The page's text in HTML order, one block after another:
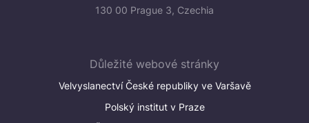
130 00 Prague 3, Czechia
Důležité webové stránky
Velvyslanectví České republiky ve Varšavě
Polský institut v Praze